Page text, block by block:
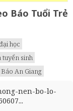
Báo Tuổi Trẻ
học
tuyển sinh
Báo An Giang
nen-bo-lo-